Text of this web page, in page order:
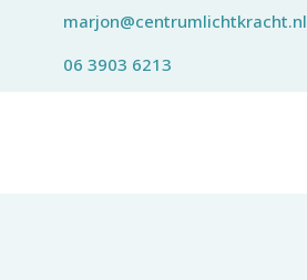
marjon@centrumlichtkracht.nl
06 3903 6213